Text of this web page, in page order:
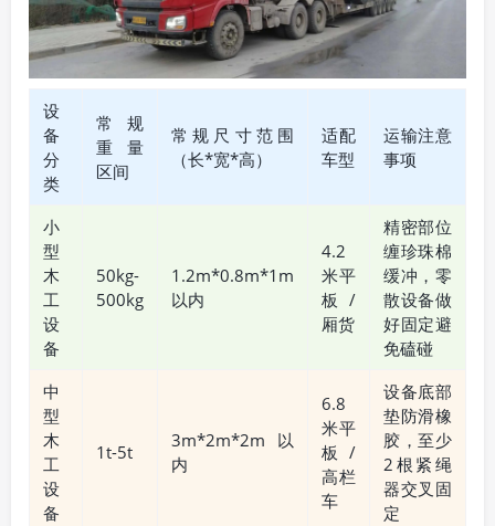
设
备
分
类
常规
重量
区间
常规尺寸范围
（长*宽*高）
适配
车型
运输注意
事项
小
型
木
工
设
备
50kg-
500kg
1.2m*0.8m*1m
以内
4.2
米平
板/
厢货
精密部位
缠珍珠棉
缓冲，零
散设备做
好固定避
免磕碰
中
型
木
工
设
备
1t-5t
3m*2m*2m以
内
6.8
米平
板/
高栏
车
设备底部
垫防滑橡
胶，至少
2根紧绳
器交叉固
定